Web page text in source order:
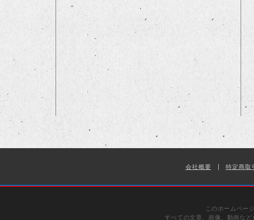
会社概要 特定商取
このホームペー
すべての文章、画像、動画な